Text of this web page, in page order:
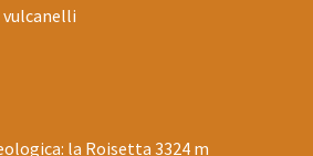
vulcanelli
la Roisetta 3324 m